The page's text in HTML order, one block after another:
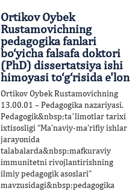
Ortikov Oybek
Rustamovichning
pedagogika fanlari
bo‘yicha falsafa doktori
(PhD) dissertatsiya ishi
himoyasi to‘g‘risida e'lon
Ortikov Oybek Rustamovichning
13.00.01 – Pedagogika nazariyasi.
Pedagogik&nbsp;taʼlimotlar tarixi
ixtisosligi “Ma’naviy-ma’rifiy ishlar
jarayonida
talabalarda&nbsp;mafkuraviy
immunitetni rivojlantirishning
ilmiy pedagogik asoslari”
mavzusidagi&nbsp;pedagogika